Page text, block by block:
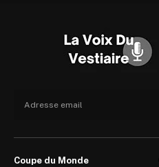
Coupe du Monde